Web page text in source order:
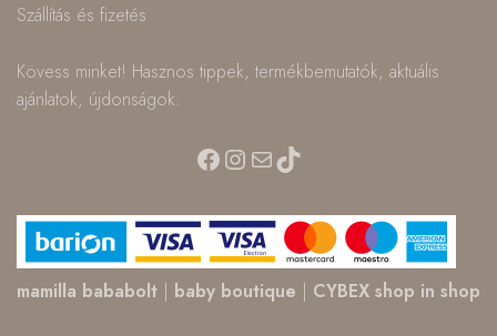
Szállítás és fizetés
Kövess minket! Hasznos tippek, termékbemutatók, aktuális
ajánlatok, újdonságok:
Facebook
Instagram
MailTikTok
mamilla bababolt | baby boutique | CYBEX shop in shop